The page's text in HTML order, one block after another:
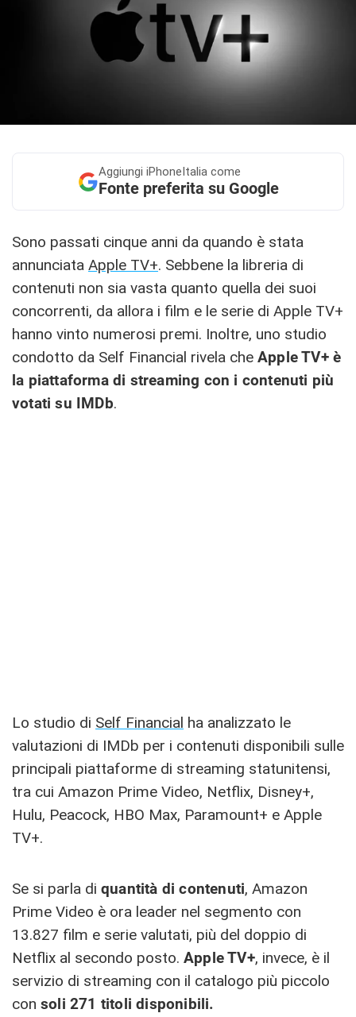
Aggiungi iPhoneItalia come
Fonte preferita su Google
Sono passati cinque anni da quando è stata
annunciata Apple TV+. Sebbene la libreria di
contenuti non sia vasta quanto quella dei suoi
concorrenti, da allora i film e le serie di Apple TV+
hanno vinto numerosi premi. Inoltre, uno studio
condotto da Self Financial rivela che Apple TV+ è
la piattaforma di streaming con i contenuti più
votati su IMDb.
Lo studio di Self Financial ha analizzato le
valutazioni di IMDb per i contenuti disponibili sulle
principali piattaforme di streaming statunitensi,
tra cui Amazon Prime Video, Netflix, Disney+,
Hulu, Peacock, HBO Max, Paramount+ e Apple
TV+.
Se si parla di quantità di contenuti, Amazon
Prime Video è ora leader nel segmento con
13.827 film e serie valutati, più del doppio di
Netflix al secondo posto. Apple TV+, invece, è il
servizio di streaming con il catalogo più piccolo
con soli 271 titoli disponibili.